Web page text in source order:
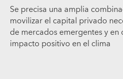
Se precisa una amplia
movilizar el capital privado
de mercados emergentes y
impacto positivo en el clima